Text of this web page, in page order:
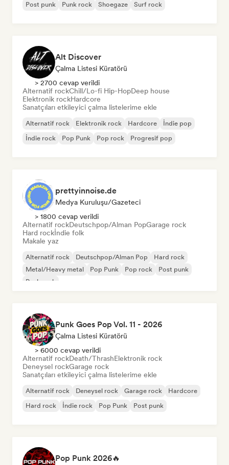
Post punk
Punk rock Shoegaze Surf rock
Alt Discover
Çalma Listesi Küratörü
> 2700 cevap verildi
Alternatif rockChill/Lo-fi Hip-HopDeep house
Elektronik rockHardcore
Sanatçıları etkileyici çalma listelerime ekle
Alternatif rock Elektronik rock Hardcore
İndie pop
İndie rock
Pop Punk Pop rock Progresif pop
prettyinnoise.de
Medya Kuruluşu/Gazeteci
> 1800 cevap verildi
Alternatif rockDeutschpop/Alman PopGarage rock
Hard rockİndie folk
Makale yaz
Alternatif rock Deutschpop/Alman Pop
Hard rock
Metal/Heavy metal
Pop Punk Pop rock
Post punk
Punk rock
Punk Goes Pop Vol. 11 - 2026
Çalma Listesi Küratörü
> 6000 cevap verildi
Alternatif rockDeath/ThrashElektronik rock
Deneysel rockGarage rock
Sanatçıları etkileyici çalma listelerime ekle
Alternatif rock Deneysel rock Garage rock
Hardcore
Hard rock
İndie rock Pop Punk Post punk
Pop Punk 2026🔥